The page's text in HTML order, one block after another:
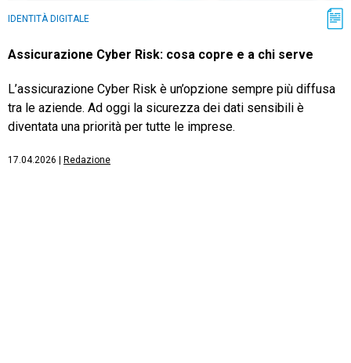
IDENTITÀ DIGITALE
Assicurazione Cyber Risk: cosa copre e a chi serve
L’assicurazione Cyber Risk è un’opzione sempre più diffusa
tra le aziende. Ad oggi la sicurezza dei dati sensibili è
diventata una priorità per tutte le imprese.
17.04.2026 Redazione